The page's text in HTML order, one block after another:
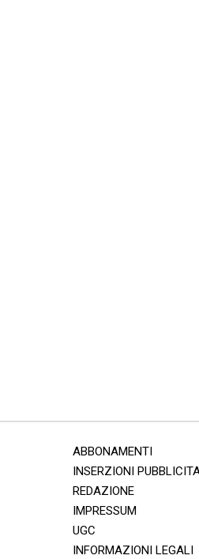
ABBONAMENTI
INSERZIONI
REDAZIONE
IMPRESSUM
UGC
INFORMAZIONI LEGALI